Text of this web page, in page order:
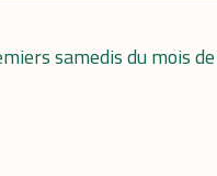
samedis du mois de